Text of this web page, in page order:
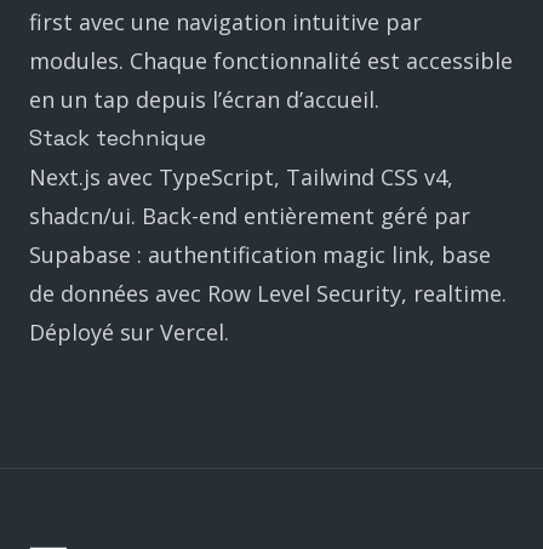
first avec une navigation intuitive par
modules. Chaque fonctionnalité est accessible
en un tap depuis l’écran d’accueil.
Stack technique
Next.js avec TypeScript, Tailwind CSS v4,
shadcn/ui. Back-end entièrement géré par
Supabase : authentification magic link, base
de données avec Row Level Security, realtime.
Déployé sur Vercel.